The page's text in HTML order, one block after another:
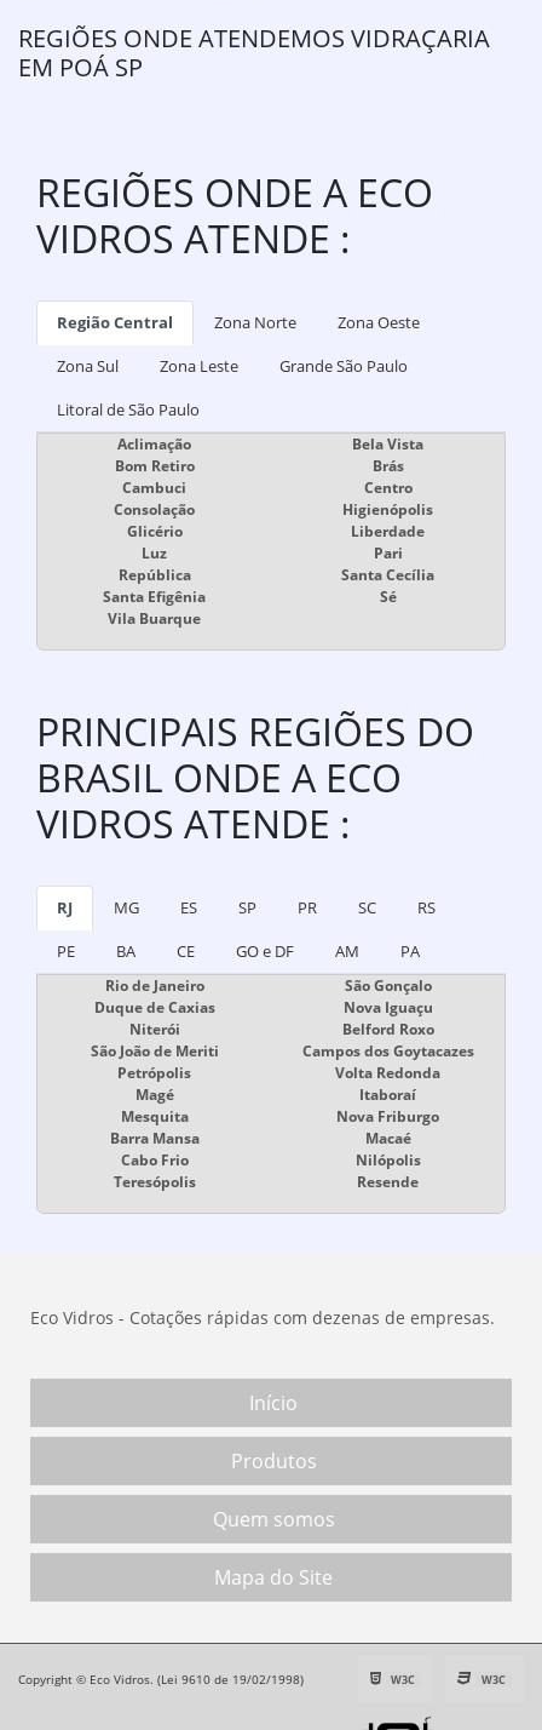
REGIÕES ONDE ATENDEMOS VIDRAÇARIA
EM POÁ SP
REGIÕES ONDE A ECO
VIDROS ATENDE :
Região Central Zona Norte
Zona Oeste
Zona Sul
Zona Leste
Grande São Paulo
Litoral de São Paulo
Aclimação
Bela Vista
Bom Retiro
Brás
Cambuci
Centro
Consolação
Higienópolis
Glicério
Liberdade
Luz
Pari
República
Santa Cecília
Santa Efigênia
Sé
Vila Buarque
PRINCIPAIS REGIÕES DO
BRASIL ONDE A ECO
VIDROS ATENDE :
RJ MG ES SP PR SC
RS
PE
BA CE GO e DF AM PA
Rio de Janeiro
São Gonçalo
Duque de Caxias
Nova Iguaçu
Niterói
Belford Roxo
São João de Meriti
Campos dos Goytacazes
Petrópolis
Volta Redonda
Magé
Itaboraí
Mesquita
Nova Friburgo
Barra Mansa
Macaé
Cabo Frio
Nilópolis
Teresópolis
Resende
Eco Vidros - Cotações rápidas com dezenas de empresas.
Início
Produtos
Quem somos
Mapa do Site
Copyright © Eco Vidros. (Lei 9610 de 19/02/1998) W3C W3C